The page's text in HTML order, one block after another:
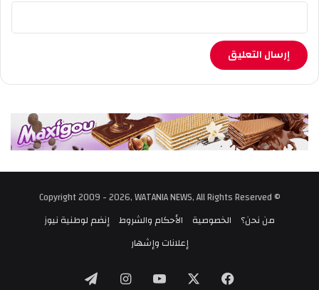
© Copyright 2009 - 2026, WATANIA NEWS, All Rights Reserved
من نحن؟
الخصوصية الأحكام والشروط إنضم لوطنية نيوز
إعلانات وإشهار
فيسبوك ‫YouTube انستقرام